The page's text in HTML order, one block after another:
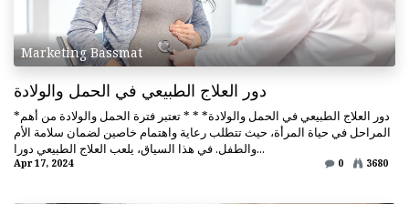
Marketing Bassmat
دور العلاج الطبيعي في الحمل والولادة
*دور العلاج الطبيعي في الحمل والولادة* * * تعتبر فترة الحمل والولادة من أهم
المراحل في حياة المرأة، حيث تتطلب رعاية واهتمام خاصين لضمان سلامة الأم
والطفل. في هذا السياق، يلعب العلاج الطبيعي دورا...
Apr 17, 2024 0 3680